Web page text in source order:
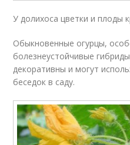
У долихоса цветки и плоды
Обыкновенные огурцы,
болезнеустойчивые
декоративны и могут
беседок в саду.